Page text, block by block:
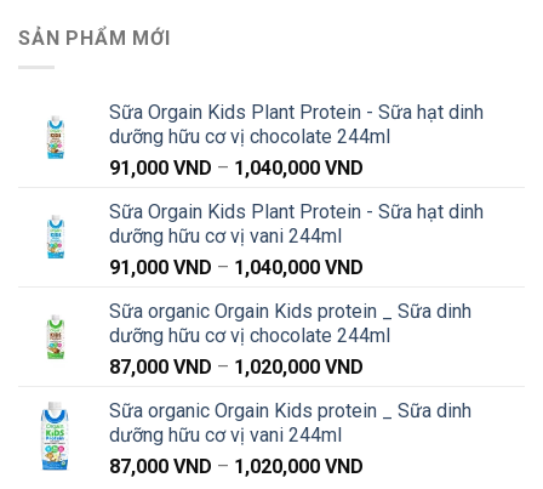
SẢN PHẨM MỚI
Sữa Orgain Kids Plant Protein - Sữa hạt dinh
dưỡng hữu cơ vị chocolate 244ml
91,000 VND – 1,040,000 VND
từ
Sữa Orgain Kids Plant Protein - Sữa hạt dinh
dưỡng hữu cơ vị vani 244ml
91,000 VND – 1,040,000 VND
từ
91,000 VND
Sữa organic Orgain Kids protein _ Sữa dinh
dưỡng hữu cơ vị chocolate 244ml
87,000 VND – 1,020,000 VND
từ
Sữa organic Orgain Kids protein _ Sữa dinh
dưỡng hữu cơ vị vani 244ml
87,000 VND – 1,020,000 VND